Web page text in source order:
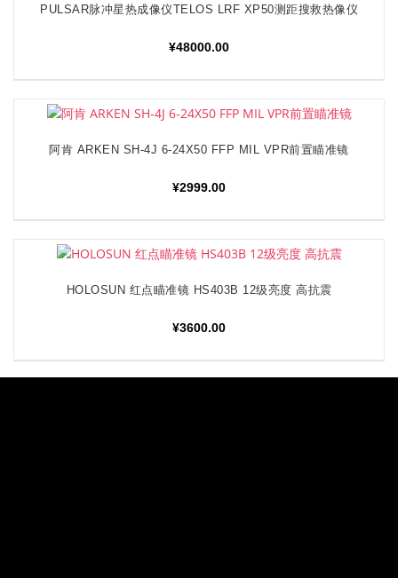
加入购物车
PULSAR脉冲星热成像仪TELOS LRF XP50测距搜救热像仪
¥48000.00
加入购物车
阿肯 ARKEN SH-4J 6-24X50 FFP MIL VPR前置瞄准镜
¥2999.00
加入购物车
HOLOSUN 红点瞄准镜 HS403B 12级亮度 高抗震
¥3600.00